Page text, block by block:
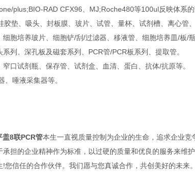
plus;BIO-RAD CFX96、MJ;Roche480等100ul反映体系的
、吸头、封板膜、玻片、试管、量杯、试剂槽、离心管、
培养玻片、细胞铲/刮/过滤器、移液管、细胞培养皿/板/瓶
、深孔板及磁套系列、PCR管/PCR板系列、提取管。
试剂瓶、保存管、试剂盒、血清、蛋白、抗体/抗原等。
唾液采集器等。
8联PCR管本生一直视质量控制为企业的生命，追求企业
担的企业精神作为标准，以过硬的质量和优良的服务来维
信任的合作伙伴。我们愿与您真诚合作，共创美好的未来。